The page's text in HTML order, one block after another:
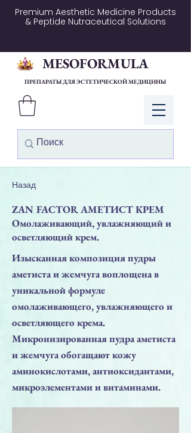
Premium Aesthetic Medicine Products
& Peptide Nutraceutical Solutions
Войти
MESOFORMULA
ПРЕПАРАТЫ ДЛЯ ЭСТЕТИЧЕСКОЙ МЕДИЦИНЫ
Назад
ZAN FACTOR АМЕТИСТ КРЕМ
Омолаживающий, увлажняющий и
осветляющий крем.
Изысканная композиция пудры
аметиста и жемчуга воплощена в
уникальной формуле
омолаживающего, увлажняющего и
осветляющего крема.
Микронизированная пудра аметиста
и жемчуга обогащают кожу
аминокислотами, антиоксидантами,
микроэлементами и витаминами.